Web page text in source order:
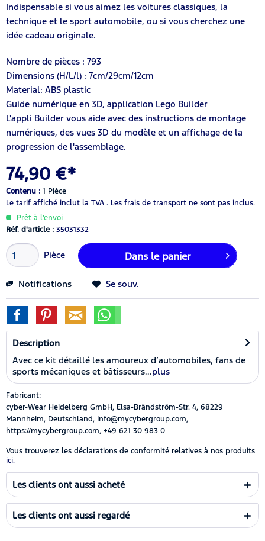
Indispensable si vous aimez les voitures classiques, la
technique et le sport automobile, ou si vous cherchez une
idée cadeau originale.
Nombre de pièces : 793
Dimensions (H/L/l) : 7cm/29cm/12cm
Material: ABS plastic
Guide numérique en 3D, application Lego Builder
L'appli Builder vous aide avec des instructions de montage
numériques, des vues 3D du modèle et un affichage de la
progression de l'assemblage.
74,90 €*
Contenu : 1 Pièce
Le tarif affiché inclut la TVA . Les frais de transport ne sont pas inclus.
Prêt à l’envoi
Réf. d'article : 35031332
Pièce Dans le panier
Notifications Se souv.
Description
Avec ce kit détaillé les amoureux d’automobiles, fans de
sports mécaniques et bâtisseurs...plus
Fabricant:
cyber-Wear Heidelberg GmbH, Elsa-Brändström-Str. 4, 68229
Mannheim, Deutschland, Info@mycybergroup.com,
https://mycybergroup.com, +49 621 30 983 0
Vous trouverez les déclarations de conformité relatives à nos produits
ici.
Les clients ont aussi acheté
Les clients ont aussi regardé